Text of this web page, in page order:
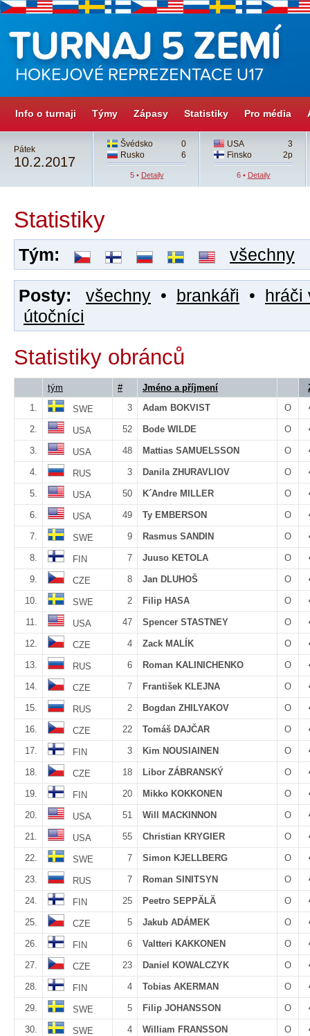
Info o turnaji Týmy Zápasy Statistiky Pro média
Pátek
10.2.2017
Švédsko
0
Rusko
6
5 • Detaily
USA
3
Finsko
2p
6 • Detaily
Statistiky
Tým: všechny
Posty: všechny • brankáři • hráči
útočníci
Statistiky obránců
tým # Jméno a příjmení
1.
SWE 3 Adam BOKVIST O
2. USA 52 Bode WILDE O
3. USA 48 Mattias SAMUELSSON O
4. RUS 3 Danila ZHURAVLIOV O
5. USA 50 K´Andre MILLER O
6. USA 49 Ty EMBERSON O
7. SWE 9 Rasmus SANDIN O
8. FIN 7 Juuso KETOLA O
9. CZE 8 Jan DLUHOŠ O
10. SWE 2 Filip HASA O
11. USA 47 Spencer STASTNEY O
12. CZE 4 Zack MALÍK O
13. RUS 6 Roman KALINICHENKO O
14. CZE 7 František KLEJNA O
15. RUS 2 Bogdan ZHILYAKOV O
16. CZE 22 Tomáš DAJČAR O
17. FIN 3 Kim NOUSIAINEN O
18. CZE 18 Libor ZÁBRANSKÝ O
19. FIN 20 Mikko KOKKONEN O
20. USA 51 Will MACKINNON O
21. USA 55 Christian KRYGIER O
22. SWE 7 Simon KJELLBERG O
23. RUS 7 Roman SINITSYN O
24. FIN 25 Peetro SEPPÄLÄ O
25. CZE 5 Jakub ADÁMEK O
26. FIN 6 Valtteri KAKKONEN O
27. CZE 23 Daniel KOWALCZYK O
28. FIN 4 Tobias AKERMAN O
29. SWE 5 Filip JOHANSSON O
30. SWE 4 William FRANSSON O